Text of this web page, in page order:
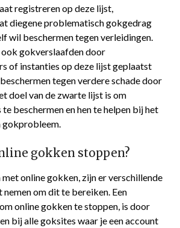
registreren op deze lijst,
diegene problematisch gokgedrag
wil beschermen tegen verleidingen.
ook gokverslaafden door
of instanties op deze lijst geplaatst
tegen verdere schade door
doel van de zwarte lijst is om
beschermen en hen te helpen bij het
gokprobleem.
gokken stoppen?
online gokken, zijn er verschillende
nemen om dit te bereiken. Een
online gokken te stoppen, is door
bij alle goksites waar je een account